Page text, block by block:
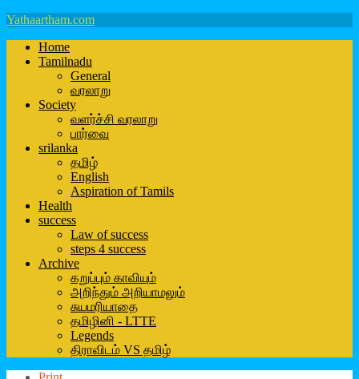
Yathaartham.com
Home
Tamilnadu
General
வரலாறு
Society
வளர்ச்சி வரலாறு
பார்வை
srilanka
தமிழ்
English
Aspiration of Tamils
Health
success
Law of success
steps 4 success
Archive
கறுப்பும் காவியும்
அறிந்தும் அறியாமலும்
சுயமரியாதை
தமிழினி - LTTE
Legends
திராவிடம் VS தமிழ்